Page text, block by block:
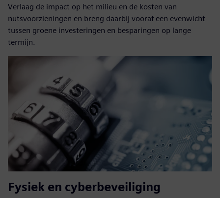
Verlaag de impact op het milieu en de kosten van
nutsvoorzieningen en breng daarbij vooraf een evenwicht
tussen groene investeringen en besparingen op lange
termijn.
Fysiek en cyberbeveiliging